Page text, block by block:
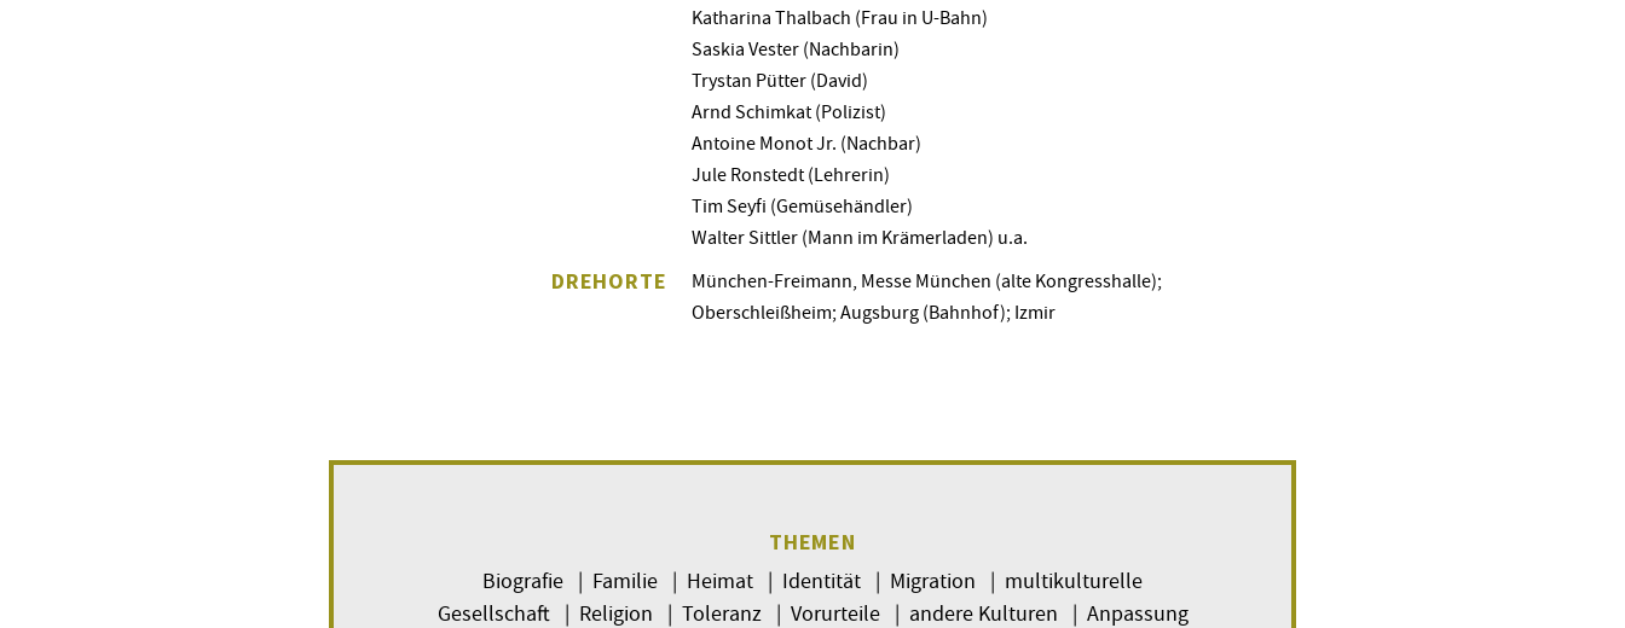
Katharina Thalbach (Frau in U-Bahn)
Saskia Vester (Nachbarin)
Trystan Pütter (David)
Arnd Schimkat (Polizist)
Antoine Monot Jr. (Nachbar)
Jule Ronstedt (Lehrerin)
Tim Seyfi (Gemüsehändler)
Walter Sittler (Mann im Krämerladen) u.a.
DREHORTE
München-Freimann, Messe München (alte Kongresshalle);
Oberschleißheim; Augsburg (Bahnhof); Izmir
THEMEN
Biografie | Familie | Heimat | Identität | Migration | multikulturelle
Gesellschaft | Religion | Toleranz | Vorurteile | andere Kulturen | Anpassung